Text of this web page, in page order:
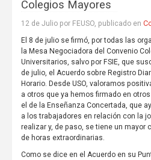
Colegios Mayores
12 de Julio por FEUSO, publicado en
El 8 de julio se firmó, por todas las
la Mesa Negociadora del Convenio
Universitarios, salvo por FSIE, que
de julio, el Acuerdo sobre Registro
Horario. Desde USO, valoramos
a otros que ya hemos firmado en
el de la Enseñanza Concertada, que
a los trabajadores en relación con la
realizar y, de paso, se tiene un mayor
de horas extraordinarias.
Como se dice en el Acuerdo en su